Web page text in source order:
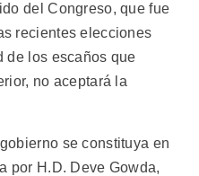
del Congreso, que fue
recientes elecciones
de los escaños que
no aceptará la
se constituya en
por H.D. Deve Gowda,